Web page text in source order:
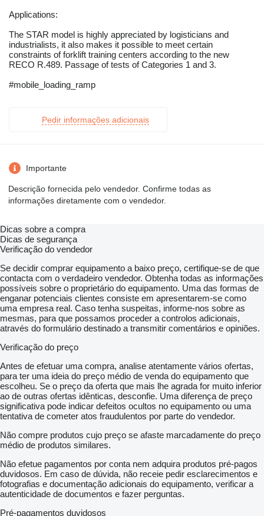
Applications:
The STAR model is highly appreciated by logisticians and
industrialists, it also makes it possible to meet certain
constraints of forklift training centers according to the new
RECO R.489. Passage of tests of Categories 1 and 3.
#mobile_loading_ramp
Pedir informações adicionais
Importante
Descrição fornecida pelo vendedor. Confirme todas as
informações diretamente com o vendedor.
Dicas sobre a compra
Dicas de segurança
Verificação do vendedor
Se decidir comprar equipamento a baixo preço, certifique-se de que
contacta com o verdadeiro vendedor. Obtenha todas as informações
possíveis sobre o proprietário do equipamento. Uma das formas de
enganar potenciais clientes consiste em apresentarem-se como
uma empresa real. Caso tenha suspeitas, informe-nos sobre as
mesmas, para que possamos proceder a controlos adicionais,
através do formulário destinado a transmitir comentários e opiniões.
Verificação do preço
Antes de efetuar uma compra, analise atentamente vários ofertas,
para ter uma ideia do preço médio de venda do equipamento que
escolheu. Se o preço da oferta que mais lhe agrada for muito inferior
ao de outras ofertas idênticas, desconfie. Uma diferença de preço
significativa pode indicar defeitos ocultos no equipamento ou uma
tentativa de cometer atos fraudulentos por parte do vendedor.
Não compre produtos cujo preço se afaste marcadamente do preço
médio de produtos similares.
Não efetue pagamentos por conta nem adquira produtos pré-pagos
duvidosos. Em caso de dúvida, não receie pedir esclarecimentos e
fotografias e documentação adicionais do equipamento, verificar a
autenticidade de documentos e fazer perguntas.
Pré-pagamentos duvidosos